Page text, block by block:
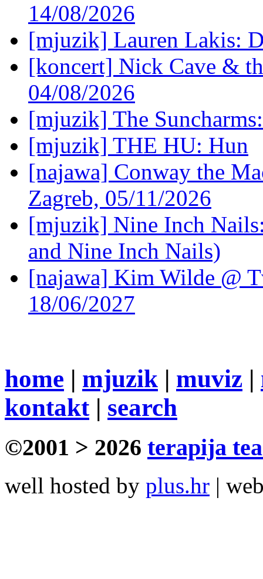
14/08/2026
[mjuzik] Lauren Lakis:
[koncert] Nick Cave &
04/08/2026
[mjuzik] The
[mjuzik] THE HU: Hun
[najawa] Conway the
Zagreb, 05/11/2026
[mjuzik] Nine Inch
and Nine Inch Nails)
[najawa] Kim Wilde @
18/06/2027
home | mjuzik | muviz |
kontakt| search
©2001 > 2026 terapija
well hosted by plus.hr |